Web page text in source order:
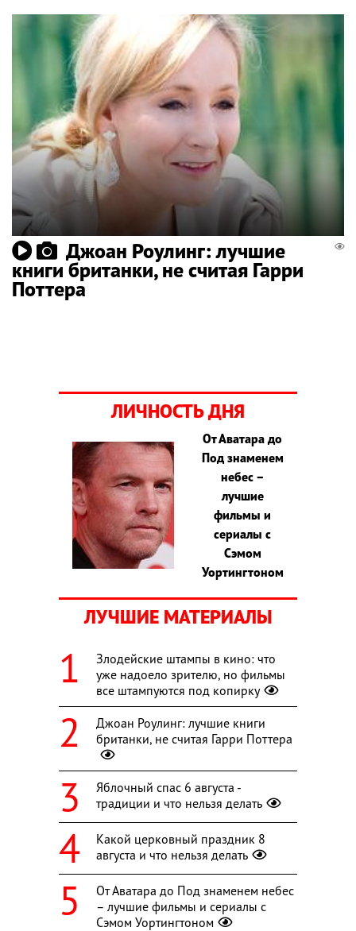
Джоан Роулинг: лучшие
книги британки, не считая Гарри
Поттера
ЛИЧНОСТЬ ДНЯ
От Аватара до
Под знаменем
небес –
лучшие
фильмы и
сериалы с
Сэмом
Уортингтоном
ЛУЧШИЕ МАТЕРИАЛЫ
Злодейские штампы в кино: что
уже надоело зрителю, но фильмы
все штампуются под копирку
Джоан Роулинг: лучшие книги
британки, не считая Гарри Поттера
Яблочный спас 6 августа -
традиции и что нельзя делать
Какой церковный праздник 8
августа и что нельзя делать
От Аватара до Под знаменем небес
– лучшие фильмы и сериалы с
Сэмом Уортингтоном